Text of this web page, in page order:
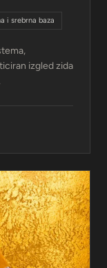
i srebrna baza
izgled zida